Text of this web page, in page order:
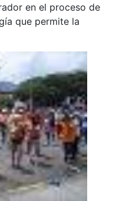
en el proceso de
que permite la